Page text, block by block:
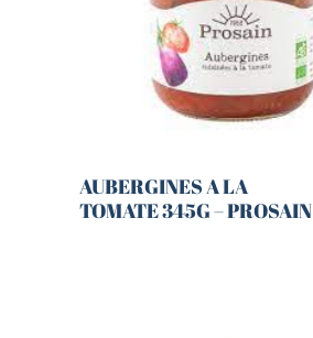
AUBERGINES A LA
TOMATE 345G – PROSAIN